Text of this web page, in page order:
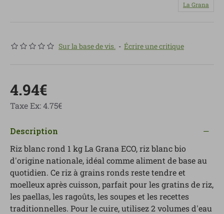
La Grana
Sur la base de vis. - Écrire une critique
4.94€
Taxe Ex: 4.75€
Description
Riz blanc rond 1 kg La Grana ECO, riz blanc bio
d'origine nationale, idéal comme aliment de base au
quotidien. Ce riz à grains ronds reste tendre et
moelleux après cuisson, parfait pour les gratins de riz,
les paellas, les ragoûts, les soupes et les recettes
traditionnelles. Pour le cuire, utilisez 2 volumes d'eau